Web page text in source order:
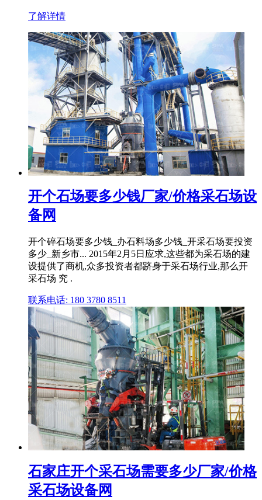
了解详情
开个石场要多少钱厂家/价格采石场设
备网
开个碎石场要多少钱_办石料场多少钱_开采石场要投资
多少_新乡市... 2015年2月5日应求,这些都为采石场的建
设提供了商机,众多投资者都跻身于采石场行业,那么开
采石场 究 .
联系电话: 180 3780 8511
石家庄开个采石场需要多少厂家/价格
采石场设备网